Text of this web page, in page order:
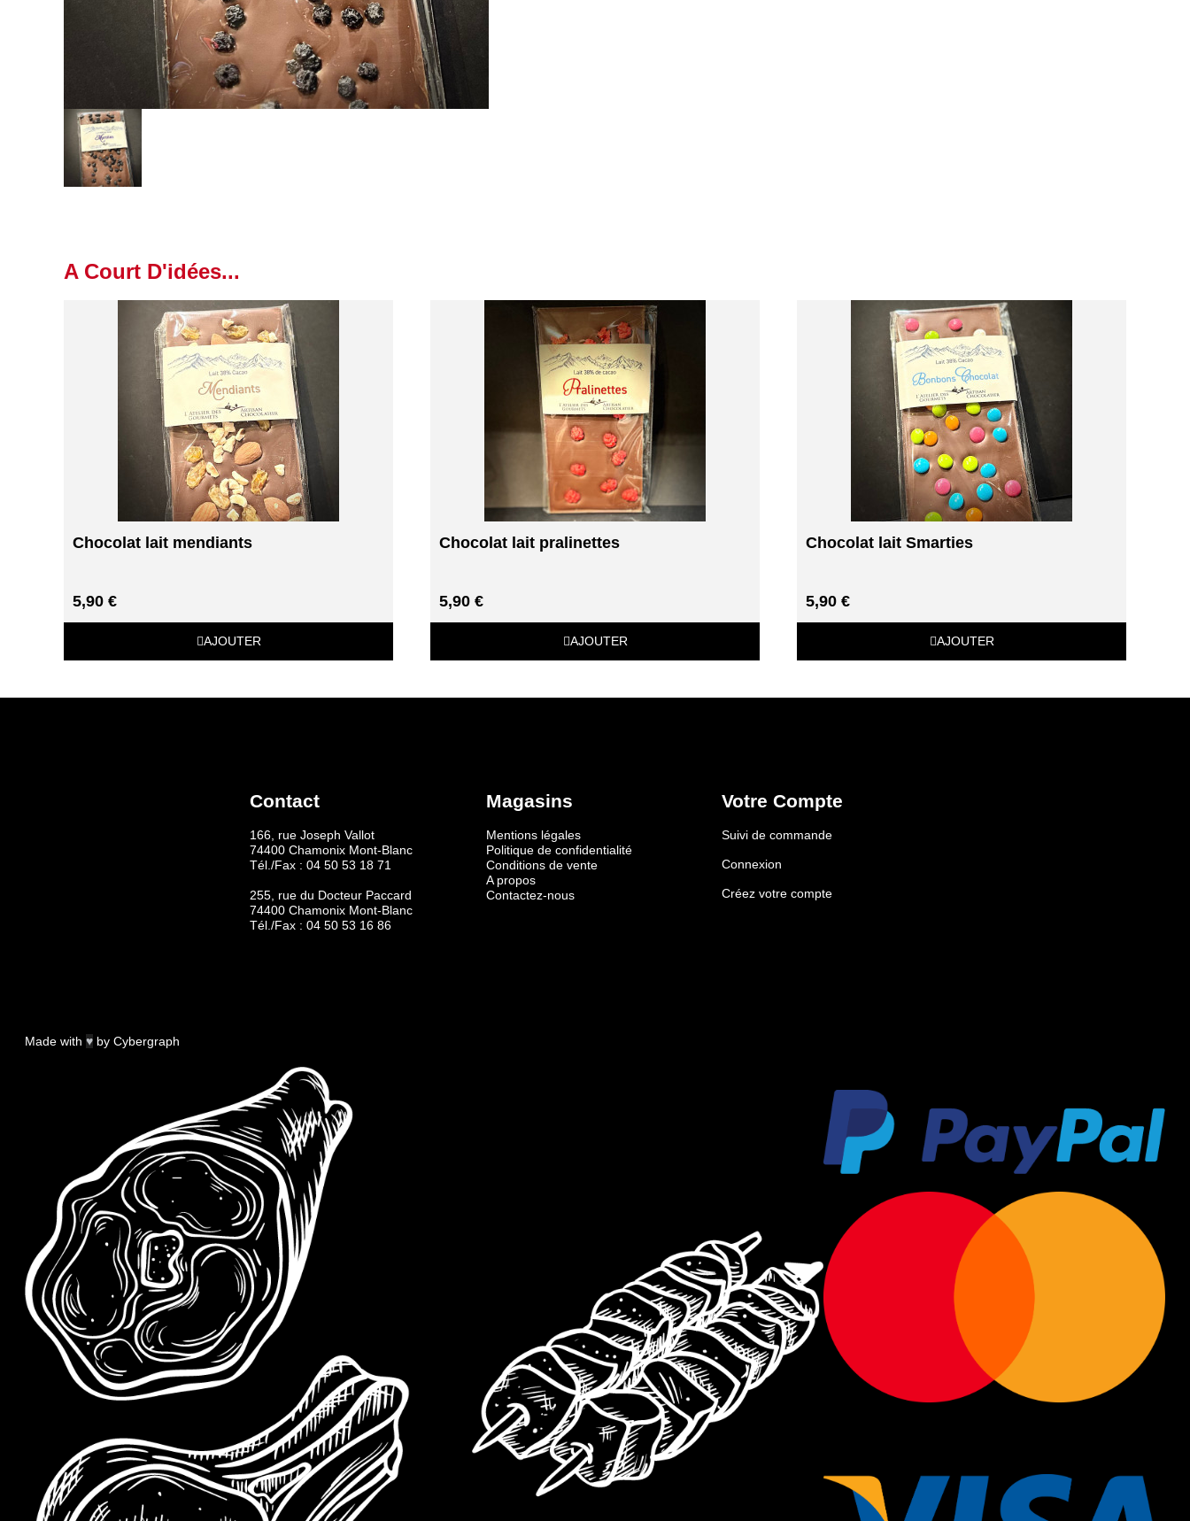
A Court D'idées...
Chocolat lait mendiants
5,90 €
AJOUTER
Chocolat lait pralinettes
5,90 €
AJOUTER
Chocolat lait Smarties
5,90 €
AJOUTER
Contact
166, rue Joseph Vallot
74400 Chamonix Mont-Blanc
Tél./Fax : 04 50 53 18 71
255, rue du Docteur Paccard
74400 Chamonix Mont-Blanc
Tél./Fax : 04 50 53 16 86
Magasins
Mentions légales
Politique de confidentialité
Conditions de vente
A propos
Contactez-nous
Votre Compte
Suivi de commande
Connexion
Créez votre compte
Made with ♥ by Cybergraph